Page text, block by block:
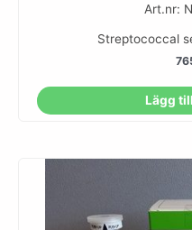
Art.nr:
Streptococcal
Lägg